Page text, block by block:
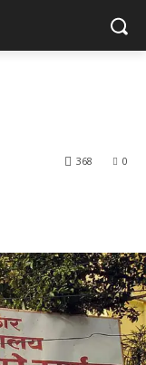
0
368